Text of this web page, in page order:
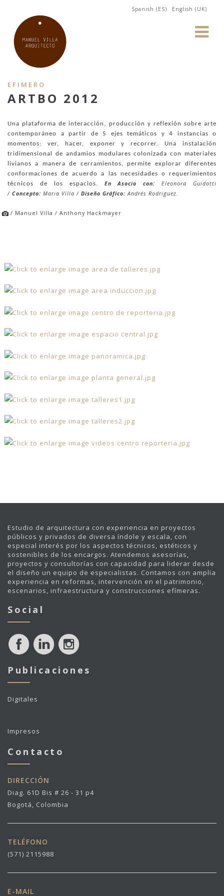
Spanish (ES) English (UK)
EFIMERO
ARTBO 2012
Una plataforma de interacción, producción y reflexión sobre arte
contemporáneo a partir de 5 ejes temáticos y 4 instancias o
momentos: ver, hacer, exponer y recorrer. Una instalación
tridimensional de andamios modulares colonizada con materiales
livianos a manera de cerramientos, permite explorar diferentes
conformaciones de acuerdo a las necesidades o requerimientos
técnicos de los espacios. En Asocio con: Eleonora Guidotti
/ Concepto: Maria Villa / Diseño Gráfico: Andrés Rodriguez.
/ Manuel Villa / Anthony Hackmayer
Estudio de arquitectura con experiencia en proyectos
públicos y privados de diversa índole y escala, con
especial interés por los aspectos técnicos, estéticos y
sostenibles de los encargos. Atendemos asesorías,
proyectos y consultorías con capacidad para liderar desde
el diseño un equipo de especialistas. Contamos con amplia
experiencia en reformas, intervención en el patrimonio,
escenarios, infraestructura y construcciones efímeras.
Social
Publicaciones
Digitales
Impresos
Contacto
DIRECCIÓN
Diag. 61D Bis # 26 - 31 p4
Bogotá, Colombia
TELÉFONO
(571) 2115988
E-MAIL